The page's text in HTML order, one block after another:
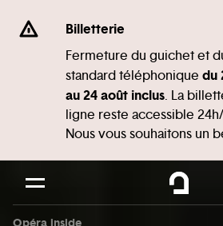
Se rendre au
Contenu principal
Pied de page
Billetterie
Fermeture du guichet et
standard téléphonique du
au 24 août inclus. La
ligne reste accessible
Nous vous souhaitons un
Opéra inside